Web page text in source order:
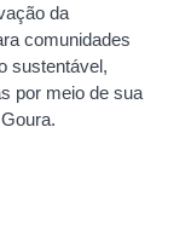
da
comunidades
sustentável,
por meio de sua